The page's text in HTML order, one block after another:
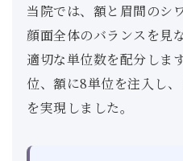
当院では、額と眉間のシ
顔面全体のバランスを見
適切な単位数を配分しま
位、額に8単位を注入し
を実現しました。